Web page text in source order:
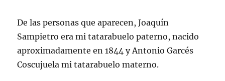
De las personas que aparecen, Joaquín
Sampietro era mi tatarabuelo paterno, nacido
aproximadamente en 1844 y Antonio Garcés
Coscujuela mi tatarabuelo materno.